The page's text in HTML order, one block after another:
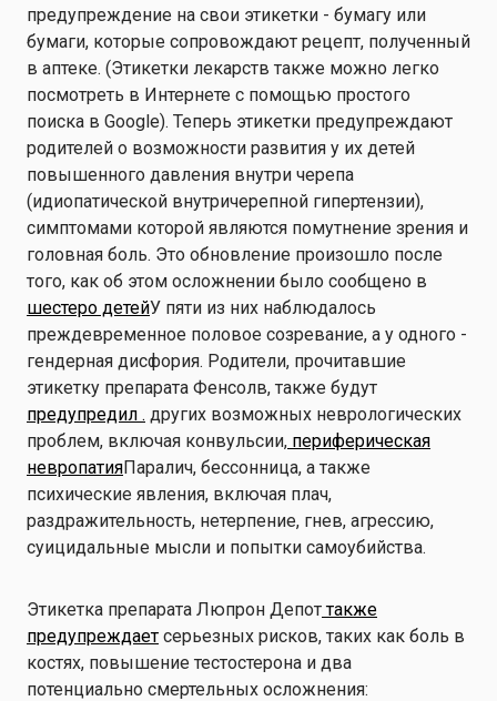
предупреждение на свои этикетки - бумагу или
бумаги, которые сопровождают рецепт, полученный
в аптеке. (Этикетки лекарств также можно легко
посмотреть в Интернете с помощью простого
поиска в Google). Теперь этикетки предупреждают
родителей о возможности развития у их детей
повышенного давления внутри черепа
(идиопатической внутричерепной гипертензии),
симптомами которой являются помутнение зрения и
головная боль. Это обновление произошло после
того, как об этом осложнении было сообщено в
шестеро детейУ пяти из них наблюдалось
преждевременное половое созревание, а у одного -
гендерная дисфория. Родители, прочитавшие
этикетку препарата Фенсолв, также будут
предупредил . других возможных неврологических
проблем, включая конвульсии, периферическая
невропатияПаралич, бессонница, а также
психические явления, включая плач,
раздражительность, нетерпение, гнев, агрессию,
суицидальные мысли и попытки самоубийства.
Этикетка препарата Люпрон Депоттакже
предупреждает серьезных рисков, таких как боль в
костях, повышение тестостерона и два
потенциально смертельных осложнения: